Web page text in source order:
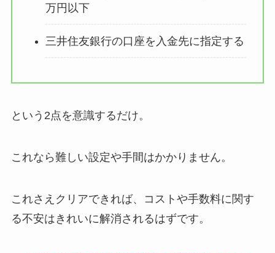
万円以下
三井住友銀行の口座を入金先に指定する
という2点を意識するだけ。
これなら難しい設定や手間はかかりません。
これさえクリアできれば、コストや手数料に関す
る不安はきれいに解消されるはずです。